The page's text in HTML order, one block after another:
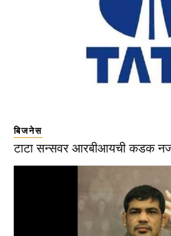
बिजनेस
टाटा सन्सवर आरबीआयची कडक